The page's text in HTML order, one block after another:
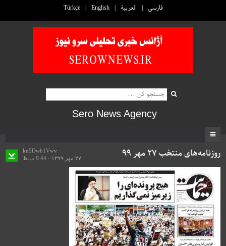
فارسی العربية English
Türkçe
Sero News Agency
روزنامه‌های منتخب ۲۷ مهر ۹۹
kn5Dwb1Vwv
۲۷ مهر ۱۳۹۹ - 9:44 ب.ظ